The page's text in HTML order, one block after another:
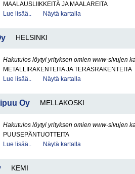
MAALAUSLIIKKEITÄ JA MAALAREITA
Lue lisää..
Näytä kartalla
HELSINKI
Hakutulos löytyi yrityksen omien www-sivujen
METALLIRAKENTEITA JA TERÄSRAKENTEITA
Lue lisää..
Näytä kartalla
Oy MELLAKOSKI
Hakutulos löytyi yrityksen omien www-sivujen
PUUSEPÄNTUOTTEITA
Lue lisää..
Näytä kartalla
KEMI